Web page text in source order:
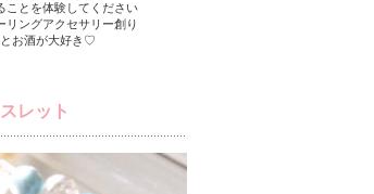
ことを体験してください
リングアクセサリー創り
お酒が大好き♡
レット